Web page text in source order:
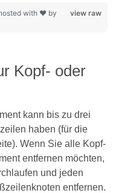
view raw
with ❤ by
Kopf- oder
kann bis zu drei
haben (für die
Wenn Sie alle Kopf-
entfernen möchten,
und jeden
entfernen.